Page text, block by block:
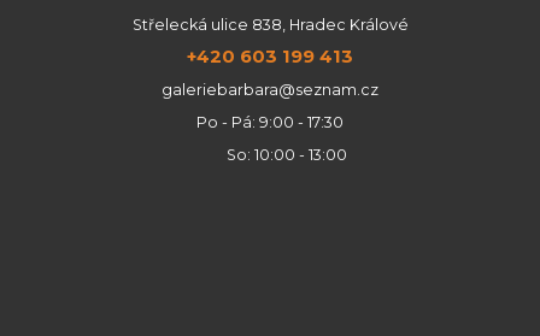
Střelecká ulice 838, Hradec Králové
+420 603 199 413
galeriebarbara@seznam.cz
Po - Pá: 9:00 - 17:30
So: 10:00 - 13:00